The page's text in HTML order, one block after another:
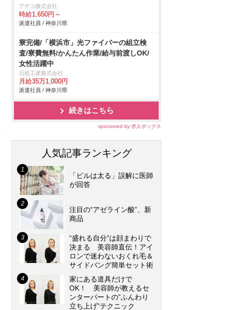
アデコ株式会社
時給1,650円～
派遣社員 / 神奈川県
寮完備/「横浜市」光ファイバーの組立検
査/寮費無料/かんたん作業/給与前渡しOK/
女性活躍中
日総工産株式会社
月給35万1,000円
派遣社員 / 神奈川県
続きはこちら
sponsored by 求人ボックス
人気記事ランキング
「ピルは太る」誤解に医師
が回答
注目の“アゼライン酸”、新
商品
“盛れる自分”は顔まわりで
決まる 美容師直伝！アイ
ロンで迷わないおくれ毛＆
サイドバング簡単セット術
家にある道具だけで
OK！ 美容師が教えるセ
ンターパートの”ふんわり
立ち上げ”テクニック